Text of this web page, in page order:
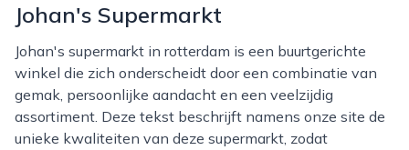
Johan's Supermarkt
Johan's supermarkt in rotterdam is een buurtgerichte
winkel die zich onderscheidt door een combinatie van
gemak, persoonlijke aandacht en een veelzijdig
assortiment. Deze tekst beschrijft namens onze site de
unieke kwaliteiten van deze supermarkt, zodat